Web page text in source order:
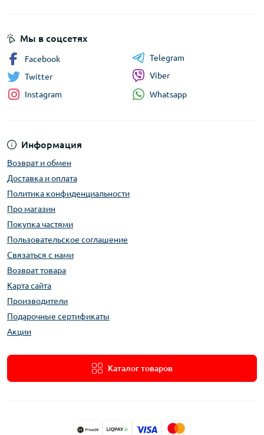
Информация
Возврат и обмен
Доставка и оплата
Политика конфиденциальности
Про магазин
Покупка частями
Пользовательское соглашение
Связаться с нами
Возврат товара
Карта сайта
Производители
Подарочные сертификаты
Акции
Каталог товаров
Мы в соцсетях
Facebook
Twitter
Instagram
Telegram
Viber
Whatsapp